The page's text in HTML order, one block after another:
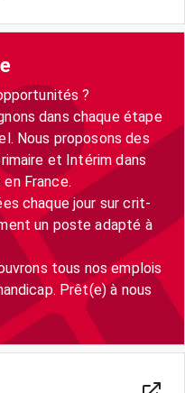
?
dans chaque étape
Nous proposons des
et Intérim dans
France.
chaque jour sur crit-
un poste adapté à
tous nos emplois
Prêt(e) à nous